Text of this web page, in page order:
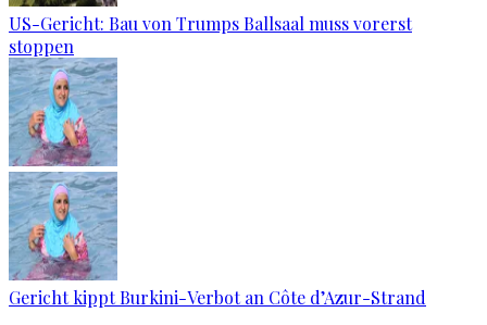
US-Gericht: Bau von Trumps Ballsaal muss vorerst
stoppen
Gericht kippt Burkini-Verbot an Côte d’Azur-Strand